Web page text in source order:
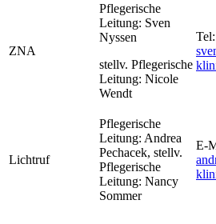
ZNA
Pflegerische
Leitung: Sven
Nyssen
stellv. Pflegerische
Leitung: Nicole
Wendt
Tel:
Lichtruf
Pflegerische
Leitung: Andrea
Pechacek, stellv.
Pflegerische
Leitung: Nancy
Sommer
E-